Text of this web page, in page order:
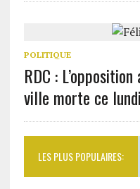
POLITIQUE
RDC :
ville morte ce
LES PLUS POPULAIRES: